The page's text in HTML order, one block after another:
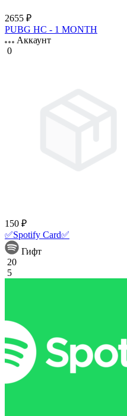
2655 ₽
PUBG HC - 1 MONTH
Аккаунт
0
150 ₽
✅Spotify Card✅
Гифт
20
5